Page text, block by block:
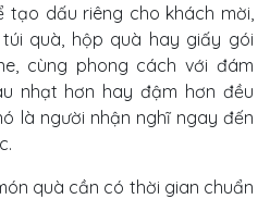
tạo dấu riêng cho khách mời,
quà, hộp quà hay giấy gói
cùng phong cách với đám
nhạt hơn hay đậm hơn đều
là người nhận nghĩ ngay đến
quà cần có thời gian chuẩn